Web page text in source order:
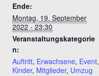
Ende:
Montag, 19. September
2022 - 23:30
Veranstaltungskategorie
n:
Auftritt, Erwachsene, Event,
Kinder, Mitglieder, Umzug